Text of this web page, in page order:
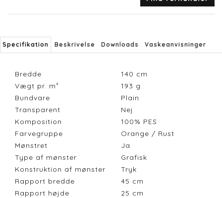
Specifikation Beskrivelse Downloads Vaskeanvisninger
Bredde 140 cm
Vægt pr. m²
193 g
Bundvare
Plain
Transparent
Nej
Komposition
100% PES
Farvegruppe
Orange / Rust
Mønstret
Ja
Type af mønster
Grafisk
Konstruktion af mønster
Tryk
Rapport bredde
45 cm
Rapport højde
25 cm